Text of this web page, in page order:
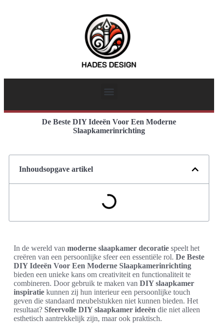
De Beste DIY Ideeën Voor Een Moderne
Slaapkamerinrichting
Inhoudsopgave artikel
In de wereld van moderne slaapkamer decoratie speelt het
creëren van een persoonlijke sfeer een essentiële rol. De Beste
DIY Ideeën Voor Een Moderne Slaapkamerinrichting
bieden een unieke kans om creativiteit en functionaliteit te
combineren. Door gebruik te maken van DIY slaapkamer
inspiratie kunnen zij hun interieur een persoonlijke touch
geven die standaard meubelstukken niet kunnen bieden. Het
resultaat? Sfeervolle DIY slaapkamer ideeën die niet alleen
esthetisch aantrekkelijk zijn, maar ook praktisch.